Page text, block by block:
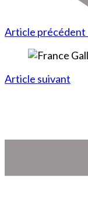
Article précédent
Article suivant